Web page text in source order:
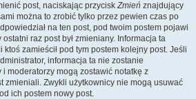
post, naciskając przyciskZmień znajdujący
można to zrobić tylko przez pewien czas po
na ten post, pod twoim postem pojawi
raz post był zmieniany. Informacja ta
zamieścił pod tym postem kolejny post. Jeśli
informacja ta nie zostanie
moderatorzy mogą zostawić notatkę z
zmieniali. Zwykli użytkownicy nie mogą usuwać
ich postem nowy post.